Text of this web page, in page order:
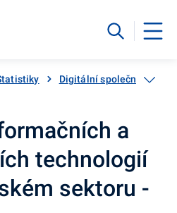
Digitální společnost -
a
technologií
sektoru -